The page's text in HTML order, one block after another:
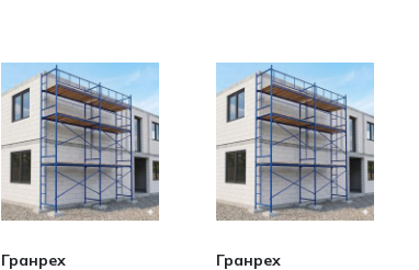
Гранрех
Гранрех